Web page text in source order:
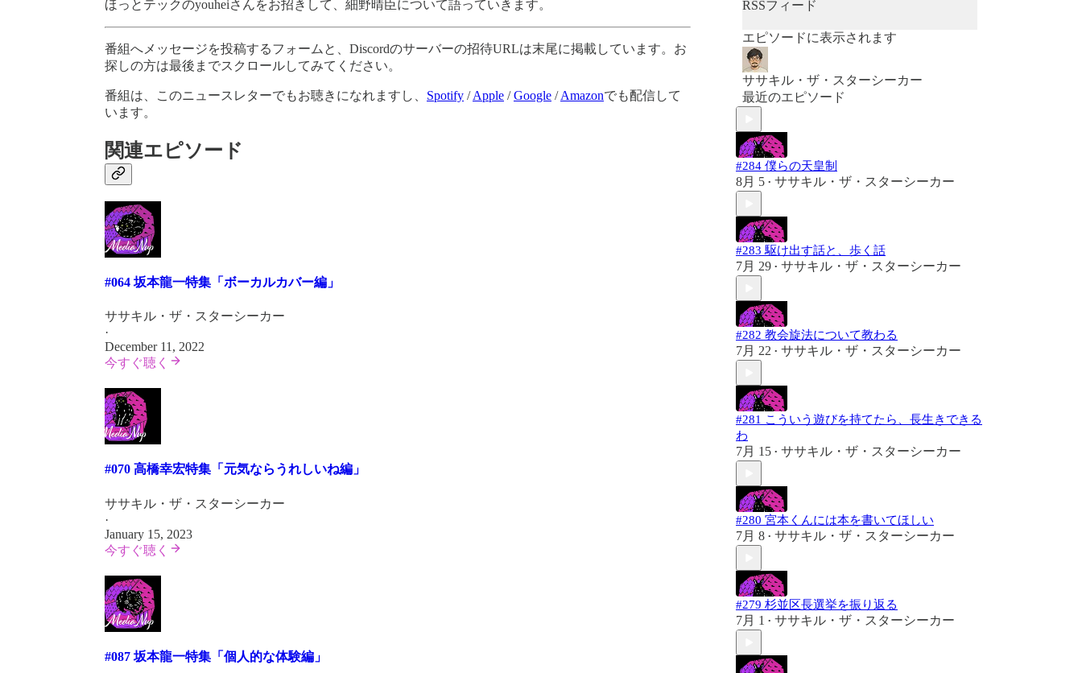
ほっとテックのyouheiさんをお招きして、細野晴臣について語っていきます。
番組へメッセージを投稿するフォームと、Discordのサーバーの招待URLは末尾に掲載しています。お
探しの方は最後までスクロールしてみてください。
番組は、このニュースレターでもお聴きになれますし、 Spotify /Apple /Google /Amazonでも配信して
います。
関連エピソード
#064 坂本龍一特集「ボーカルカバー編」
ササキル・ザ・スターシーカー
·
December 11, 2022
今すぐ聴く
#070 高橋幸宏特集「元気ならうれしいね編」
ササキル・ザ・スターシーカー
·
January 15, 2023
今すぐ聴く
#087 坂本龍一特集「個人的な体験編」
RSSフィード
エピソードに表示されます
ササキル・ザ・スターシーカー
最近のエピソード
#284 僕らの天皇制
8月 5 • ササキル・ザ・スターシーカー
#283 駆け出す話と、歩く話
7月 29 • ササキル・ザ・スターシーカー
#282 教会旋法について教わる
7月 22 • ササキル・ザ・スターシーカー
#281 こういう遊びを持てたら、長生きできる
わ
7月 15 • ササキル・ザ・スターシーカー
#280 宮本くんには本を書いてほしい
7月 8 • ササキル・ザ・スターシーカー
#279 杉並区長選挙を振り返る
7月 1 • ササキル・ザ・スターシーカー